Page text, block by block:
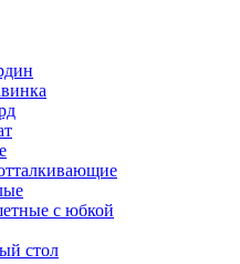
с юбкой
стол